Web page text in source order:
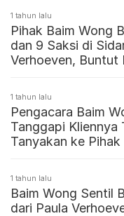
1 tahun lalu
Pihak Baim Wong
dan 9 Saksi di
Verhoeven, Buntut
1 tahun lalu
Pengacara Baim
Tanggapi Kliennya
Tanyakan ke
1 tahun lalu
Baim Wong Sentil
dari Paula